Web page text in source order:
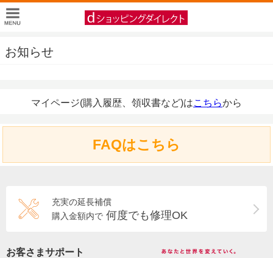
お知らせ
マイページ(購入履歴、領収書など)はこちらから
FAQはこちら
充実の延長補償
購入金額内で 何度でも修理OK
お客さまサポート